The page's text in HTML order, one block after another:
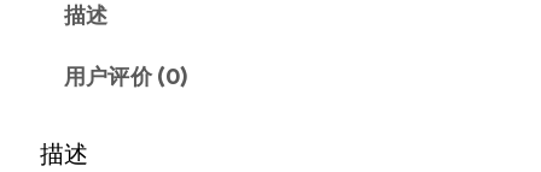
描述
用户评价 (0)
描述